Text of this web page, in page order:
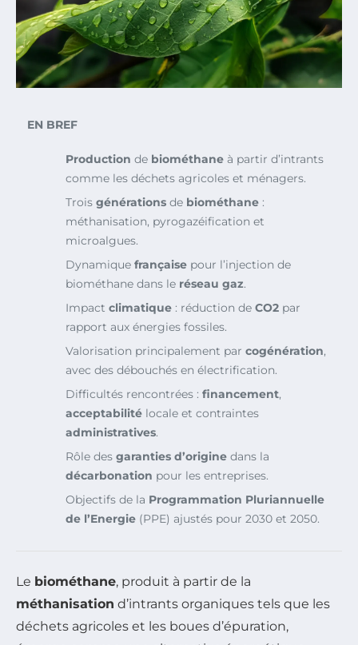
EN BREF
Production de biométhane à partir d’intrants
comme les déchets agricoles et ménagers.
Trois générations de biométhane :
méthanisation, pyrogazéification et
microalgues.
Dynamique française pour l’injection de
biométhane dans le réseau gaz.
Impact climatique : réduction de CO2 par
rapport aux énergies fossiles.
Valorisation principalement par cogénération,
avec des débouchés en électrification.
Difficultés rencontrées : financement,
acceptabilité locale et contraintes
administratives.
Rôle des garanties d’origine dans la
décarbonation pour les entreprises.
Objectifs de la Programmation Pluriannuelle
de l’Energie (PPE) ajustés pour 2030 et 2050.
Le biométhane, produit à partir de la
méthanisation d’intrants organiques tels que les
déchets agricoles et les boues d’épuration,